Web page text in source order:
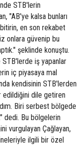
STB'lerin
"AB'ye kalsa bunları
en son rekabet
onlara güvenip bu
şeklinde konuştu.
STB'lerde iş yapanlar
iç piyasaya mal
kendisinin STB'lerden
edildiğini dile getiren
Biri serbest bölgede
dedi. Bu bölgelerin
vurgulayan Çağlayan,
ilgili bir özel